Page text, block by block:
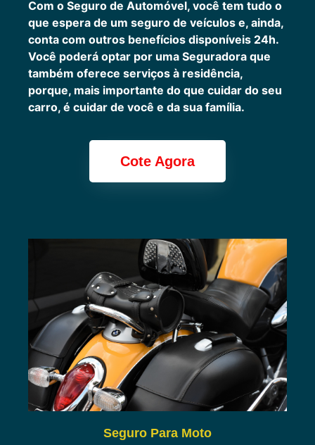
Com o Seguro de Automóvel, você tem tudo o
que espera de um seguro de veículos e, ainda,
conta com outros benefícios disponíveis 24h.
Você poderá optar por uma Seguradora que
também oferece serviços à residência,
porque, mais importante do que cuidar do seu
carro, é cuidar de você e da sua família.
Cote Agora
Seguro Para Moto